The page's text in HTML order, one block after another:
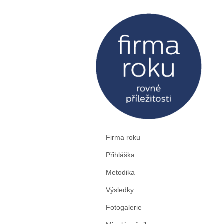
Firma roku
Přihláška
Metodika
Výsledky
Fotogalerie